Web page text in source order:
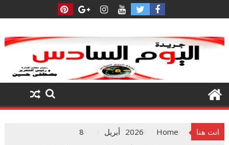
to
انت هنا Home
2026 أبريل
8